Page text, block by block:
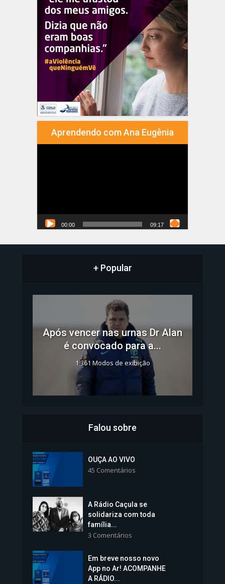
Aprendendo com Ana Eugênia
00:00 09:17
+ Popular
Após vencer nas urnas Dr Alan
é convocado para a...
1.361 Modos de exibição
Colégios da Polícia...
Vice-Prefeita Sheila Lemos
tomará posse nesta...
Falou sobre
OUÇA AO VIVO
45 Comentários
A Rádio Caçula se
solidariza com toda
família...
3 Comentários
Em breve nosso novo
App no Ar! ACOMPANHE
A RÁDIO...